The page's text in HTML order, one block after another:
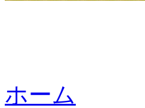
ホーム